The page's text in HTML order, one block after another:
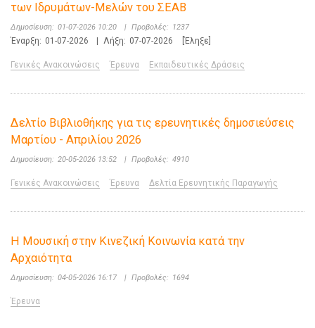
των Ιδρυμάτων-Μελών του ΣΕΑΒ
Δημοσίευση: 01-07-2026 10:20 | Προβολές: 1237
Έναρξη: 01-07-2026 Λήξη: 07-07-2026 [Έληξε]
Γενικές Ανακοινώσεις Έρευνα Εκπαιδευτικές Δράσεις
Δελτίο Βιβλιοθήκης για τις ερευνητικές δημοσιεύσεις
Μαρτίου - Απριλίου 2026
Δημοσίευση: 20-05-2026 13:52 | Προβολές: 4910
Γενικές Ανακοινώσεις Έρευνα Δελτία Ερευνητικής Παραγωγής
Η Μουσική στην Κινεζική Κοινωνία κατά την
Αρχαιότητα
Δημοσίευση: 04-05-2026 16:17 | Προβολές: 1694
Έρευνα